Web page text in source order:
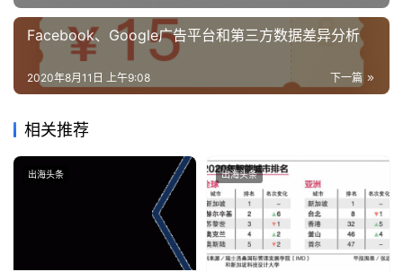
l
干
货
精
选
Facebook、Google广告平台和第三方数据差异分析
下一篇
2020年8月11日 上午9:08
相关推荐
出海头条 出海头条